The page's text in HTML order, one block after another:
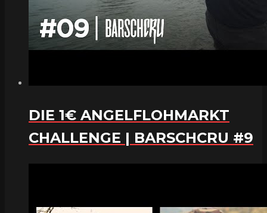
DIE 1€ ANGELFLOHMARKT
CHALLENGE | BARSCHCRU #9